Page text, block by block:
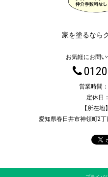
家を塗るなら
お気軽にお問い
営業時間
定休日
【所在地
愛知県春日井市神領町2丁